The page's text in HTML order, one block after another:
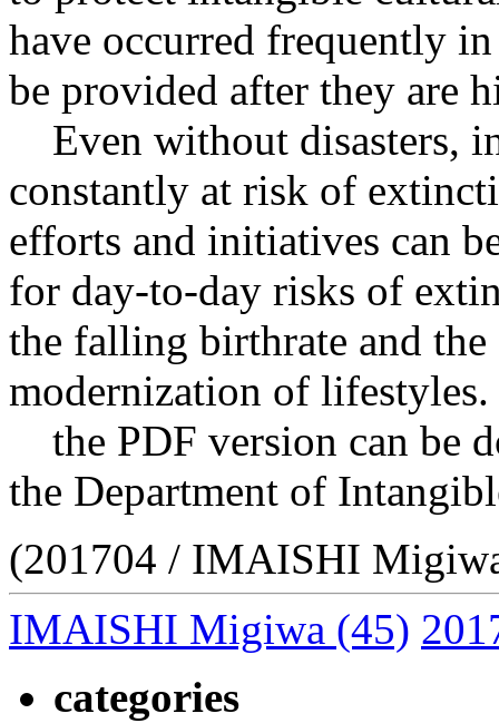
have occurred frequently
be provided after they are
Even without disasters,
constantly at risk of
efforts and initiatives can
for day-to-day risks of
the falling birthrate and
modernization of lifestyles.
the PDF version can be
the Department of
(201704 / IMAISHI
IMAISHI Migiwa (45)
categories